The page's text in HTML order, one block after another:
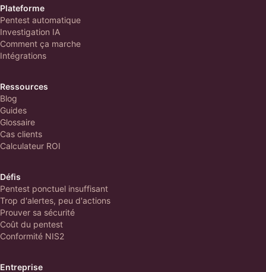
Plateforme
Pentest automatique
Investigation IA
Comment ça marche
Intégrations
Ressources
Blog
Guides
Glossaire
Cas clients
Calculateur ROI
Défis
Pentest ponctuel insuffisant
Trop d'alertes, peu d'actions
Prouver sa sécurité
Coût du pentest
Conformité NIS2
Entreprise